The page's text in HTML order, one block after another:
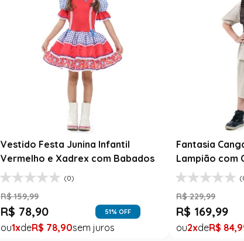
Vestido Festa Junina Infantil
Vermelho e Xadrex com Babados
(0)
R$ 159,99
R$ 78,90 51% OFF
1 R$ 78,90
Fantasia
Lampião com
R$ 229,99
R$ 169,99
2 R$ 84,